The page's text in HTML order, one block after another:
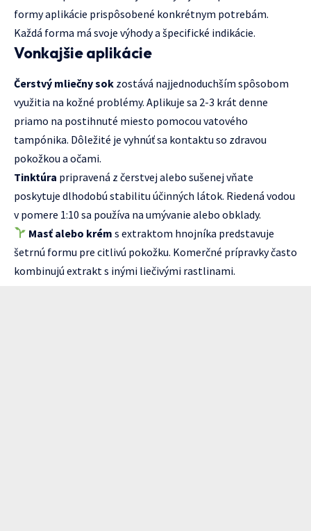
formy aplikácie prispôsobené konkrétnym potrebám.
Každá forma má svoje výhody a špecifické indikácie.
Vonkajšie aplikácie
Čerstvý mliečny sok zostává najjednoduchším spôsobom
využitia na kožné problémy. Aplikuje sa 2-3 krát denne
priamo na postihnuté miesto pomocou vatového
tampónika. Dôležité je vyhnúť sa kontaktu so zdravou
pokožkou a očami.
Tinktúra pripravená z čerstvej alebo sušenej vňate
poskytuje dlhodobú stabilitu účinných látok. Riedená vodou
v pomere 1:10 sa používa na umývanie alebo obklady.
Masť alebo krém s extraktom hnojníka predstavuje
šetrnú formu pre citlivú pokožku. Komerčné prípravky často
kombinujú extrakt s inými liečivými rastlinami.